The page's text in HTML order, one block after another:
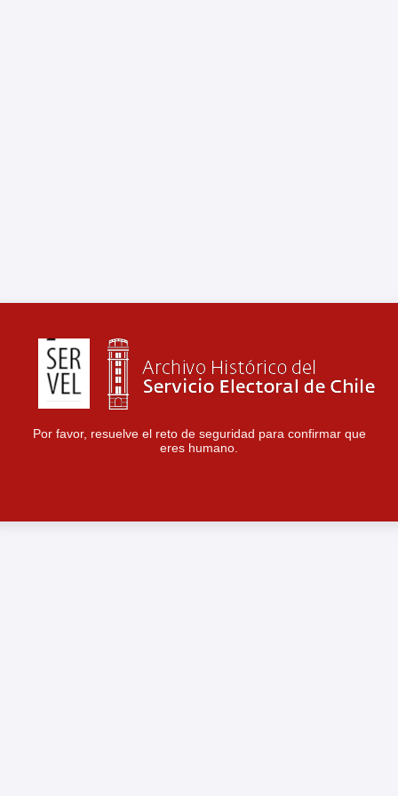
Por favor, resuelve el reto de seguridad para confirmar que
eres humano.